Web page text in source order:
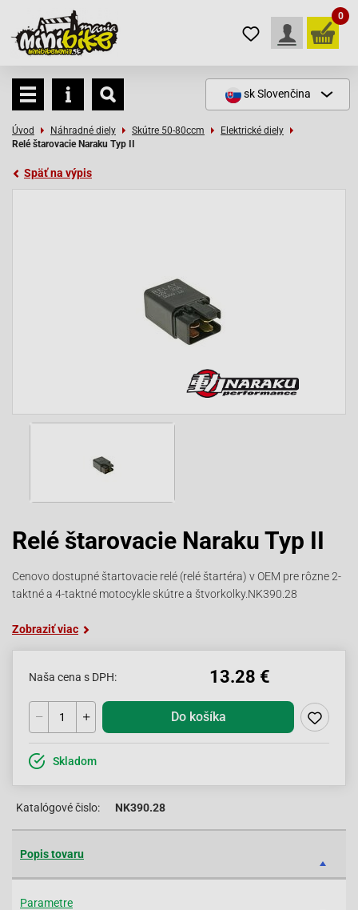
0
skSlovenčina
Úvod Náhradné diely Skútre 50-80ccm
Elektrické diely
Relé štarovacie Naraku Typ II
Späť na výpis
Relé štarovacie Naraku Typ II
Cenovo dostupné štartovacie relé (relé štartéra) v OEM pre rôzne 2-
taktné a 4-taktné motocykle skútre a štvorkolky.NK390.28
Zobraziť viac
Naša cena s DPH: 13.28 €
Do košíka
Skladom
Katalógové čislo: NK390.28
Popis tovaru
Parametre